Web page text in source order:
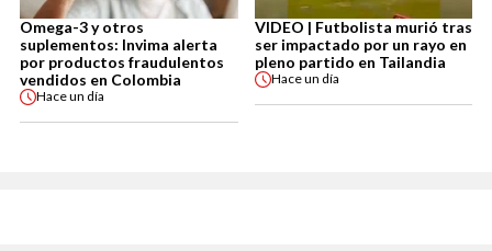
Omega-3 y otros
suplementos: Invima alerta
por productos fraudulentos
vendidos en Colombia
Haceun día
VIDEO | Futbolista murió tras
ser impactado por un rayo en
pleno partido en Tailandia
Haceun día